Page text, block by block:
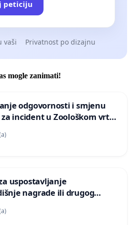
peticiju
vaši Privatnost po dizajnu
mogle zanimati!
odgovornosti i smjenu
incident u Zoološkom vrtu
uspostavljanje
nagrade ili drugog
Avdić“ u Sarajevu